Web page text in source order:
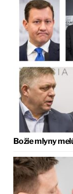
Božie mlyny